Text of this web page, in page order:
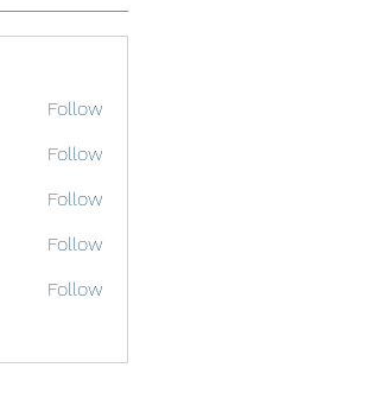
Follow
Follow
Follow
Follow
Follow